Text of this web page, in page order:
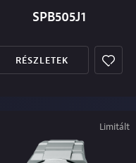
SPB505J1
RÉSZLETEK
Limitált